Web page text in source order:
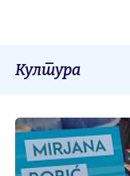
Култура